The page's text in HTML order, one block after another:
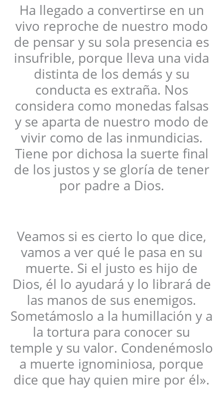
Ha llegado a convertirse en un
vivo reproche de nuestro modo
de pensar y su sola presencia es
insufrible, porque lleva una vida
distinta de los demás y su
conducta es extraña. Nos
considera como monedas falsas
y se aparta de nuestro modo de
vivir como de las inmundicias.
Tiene por dichosa la suerte final
de los justos y se gloría de tener
por padre a Dios.
Veamos si es cierto lo que dice,
vamos a ver qué le pasa en su
muerte. Si el justo es hijo de
Dios, él lo ayudará y lo librará de
las manos de sus enemigos.
Sometámoslo a la humillación y a
la tortura para conocer su
temple y su valor. Condenémoslo
a muerte ignominiosa, porque
dice que hay quien mire por él».